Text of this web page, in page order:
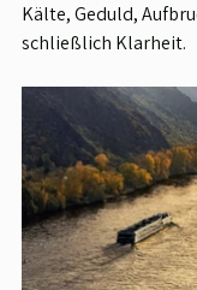
Kälte, Geduld,
schließlich Klarheit.